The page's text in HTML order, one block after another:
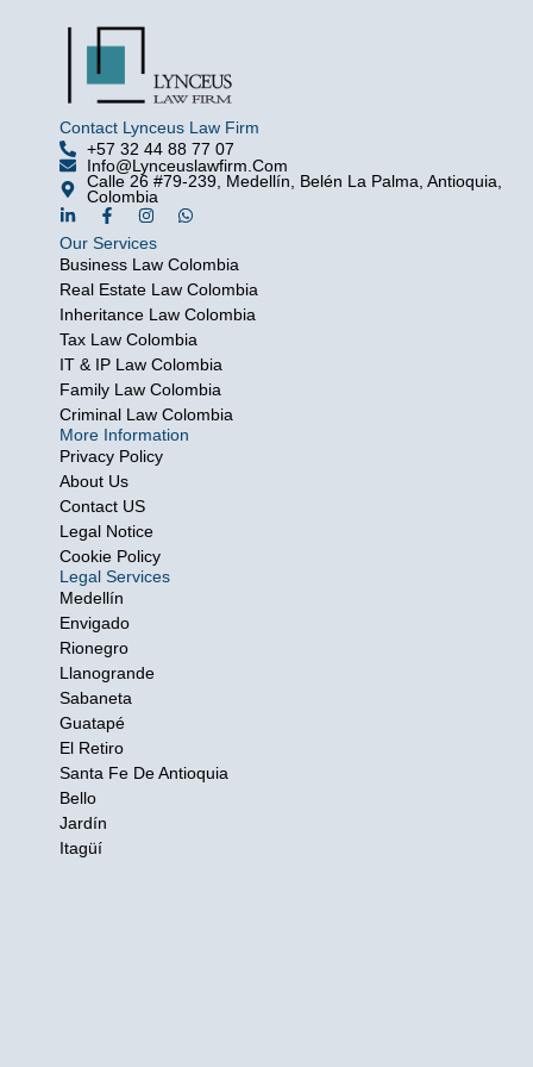
Contact Lynceus Law Firm
+57 32 44 88 77 07
Info@lynceuslawfirm.com
Calle 26 #79-239, Medellín, Belén La Palma, Antioquia,
Colombia
L
i
n
k
e
d
i
n
-
i
n
F
a
c
e
b
o
o
k
-
f
I
n
s
t
a
g
r
a
m
W
h
t
s
a
p
p
Our Services
Business Law Colombia
Real Estate Law Colombia
Inheritance Law Colombia
Tax Law Colombia
IT & IP Law Colombia
Family Law Colombia
Criminal Law Colombia
More Information
Privacy Policy
About Us
Contact US
Legal Notice
Cookie Policy
Legal Services
Medellín
Envigado
Rionegro
Llanogrande
Sabaneta
Guatapé
El Retiro
Santa Fe De Antioquia
Bello
Jardín
Itagüí